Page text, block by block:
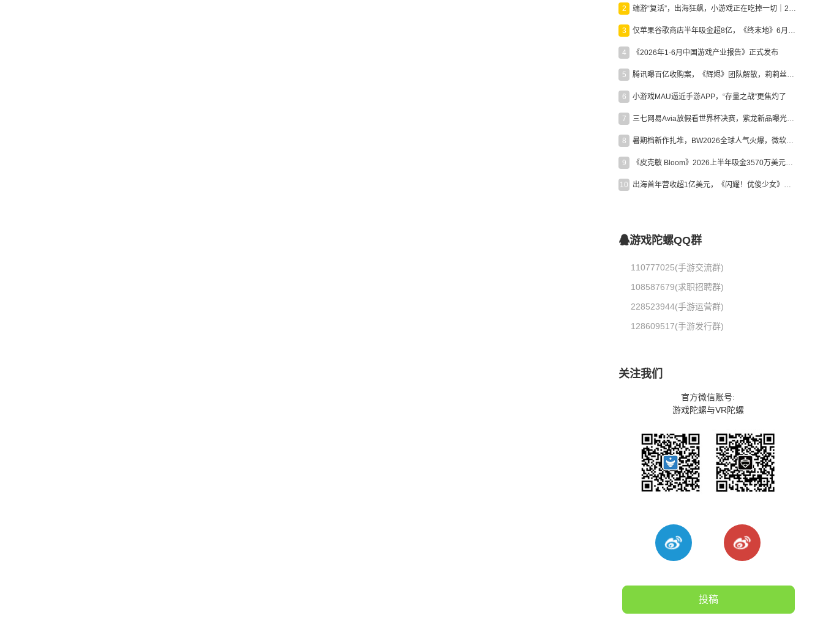
2 端游“复活”，出海狂飙，小游戏正在吃掉一切｜2026上半年产业报告
3 仅苹果谷歌商店半年吸金超8亿，《终末地》6月份收入显著回暖
4 《2026年1-6月中国游戏产业报告》正式发布
5 腾讯曝百亿收购案，《辉烬》团队解散，莉莉丝新作曝光｜陀螺周报
6 小游戏MAU逼近手游APP，“存量之战”更焦灼了
7 三七网易Avia放假看世界杯决赛，紫龙新品曝光，米哈游新作上线 | 陀螺周报
8 暑期档新作扎堆，BW2026全球人气火爆，微软XBOX大裁员|陀螺周报
9 《皮克敏 Bloom》2026上半年吸金3570万美元，中国台湾成最大市场
10 出海首年营收超1亿美元，《闪耀！优俊少女》美国市场占比达七成
游戏陀螺QQ群
110777025(手游交流群)
108587679(求职招聘群)
228523944(手游运营群)
128609517(手游发行群)
关注我们
官方微信账号:
游戏陀螺与VR陀螺
投稿